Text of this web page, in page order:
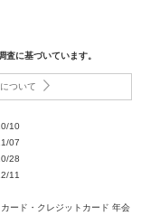
に基づいています。
ついて
10
07
28
11
ード・クレジットカード 年会